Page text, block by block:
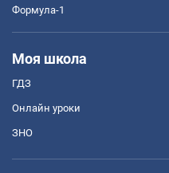
Формула-1
Моя школа
ГДЗ
Онлайн уроки
ЗНО